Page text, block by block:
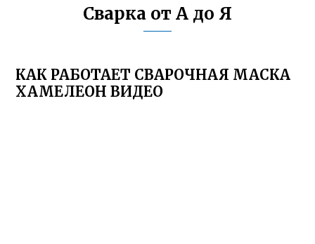
Сварка от А до Я
КАК РАБОТАЕТ СВАРОЧНАЯ МАСКА
ХАМЕЛЕОН ВИДЕО